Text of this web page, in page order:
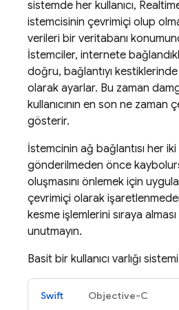
sistemde her kullanıcı,
istemcisinin çevrimiçi olup
verileri bir veritabanı
İstemciler, internete
doğru, bağlantıyı
olarak ayarlar. Bu zaman
kullanıcının en son ne zaman
gösterir.
İstemcinin ağ bağlantısı her
gönderilmeden önce
oluşmasını önlemek için
çevrimiçi olarak
kesme işlemlerini sıraya
unutmayın.
Basit bir kullanıcı varlığı
Swift Objective-C